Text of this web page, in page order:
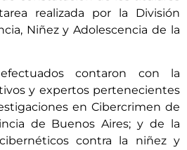
realizada por la División
Niñez y Adolescencia de la
contaron con la
y expertos pertenecientes
en Cibercrimen de
de Buenos Aires; y de la
contra la niñez y